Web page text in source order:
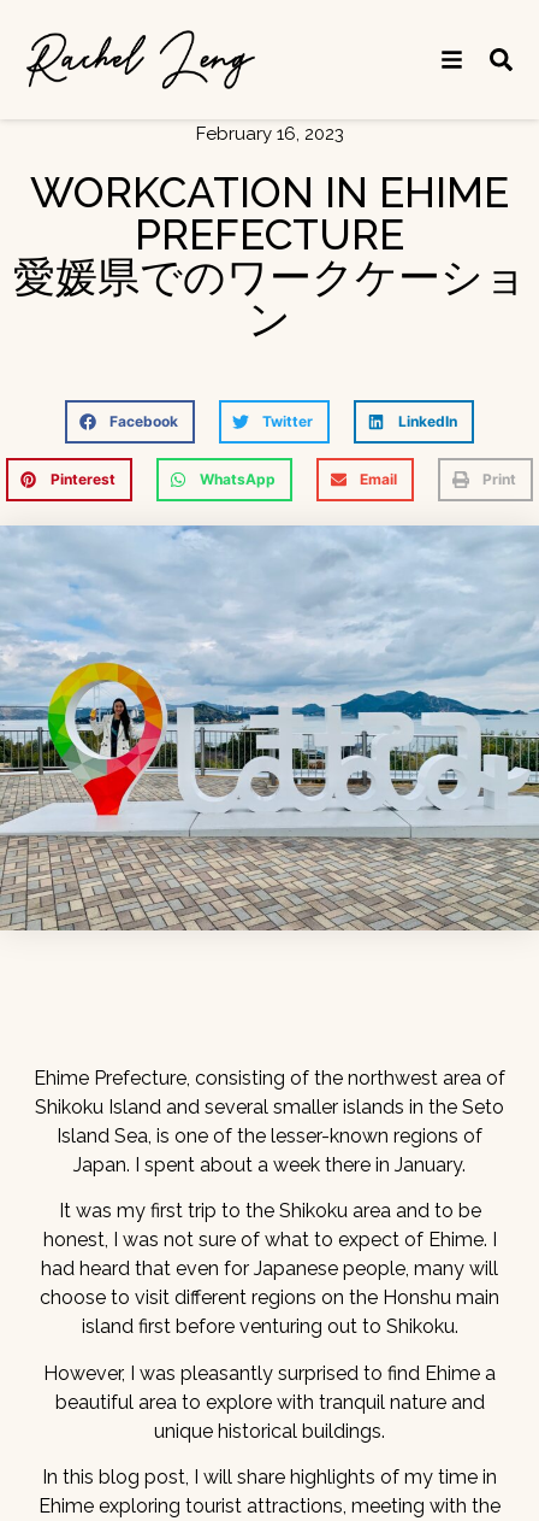
February 16, 2023
WORKCATION IN EHIME
PREFECTURE
愛媛県でのワークケーショ
ン
Facebook Twitter LinkedIn
Pinterest WhatsApp Email Print
Ehime Prefecture, consisting of the northwest area of
Shikoku Island and several smaller islands in the Seto
Island Sea, is one of the lesser-known regions of
Japan. I spent about a week there in January.
It was my first trip to the Shikoku area and to be
honest, I was not sure of what to expect of Ehime. I
had heard that even for Japanese people, many will
choose to visit different regions on the Honshu main
island first before venturing out to Shikoku.
However, I was pleasantly surprised to find Ehime a
beautiful area to explore with tranquil nature and
unique historical buildings.
In this blog post, I will share highlights of my time in
Ehime exploring tourist attractions, meeting with the